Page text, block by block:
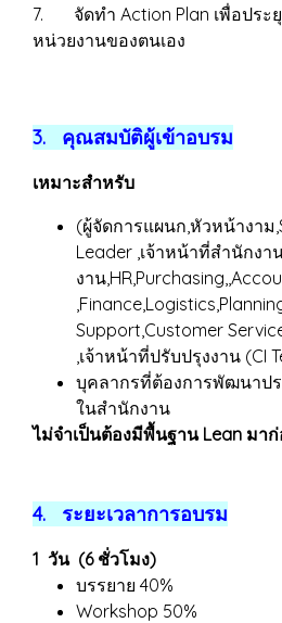
7. จัดทำ Action Plan เพื่อประ
หน่วยงานของตนเอง
3. คุณสมบัติผู้เข้าอบรม
เหมาะสำหรับ
(ผู้จัดการแผนก,หัวหน้างาม
Leader ,เจ้าหน้าที่สำนักงา
งาน
Support,Customer
,เจ้าหน้าที่ปรับปรุงงาน (CI
บุคลากรที่ต้องการพัฒนาป
ในสำนักงาน
ไม่จำเป็นต้องมีพื้นฐาน Lean มา
4. ระยะเวลาการอบรม
1 วัน (6 ชั่วโมง)
บรรยาย 40%
Workshop 50%